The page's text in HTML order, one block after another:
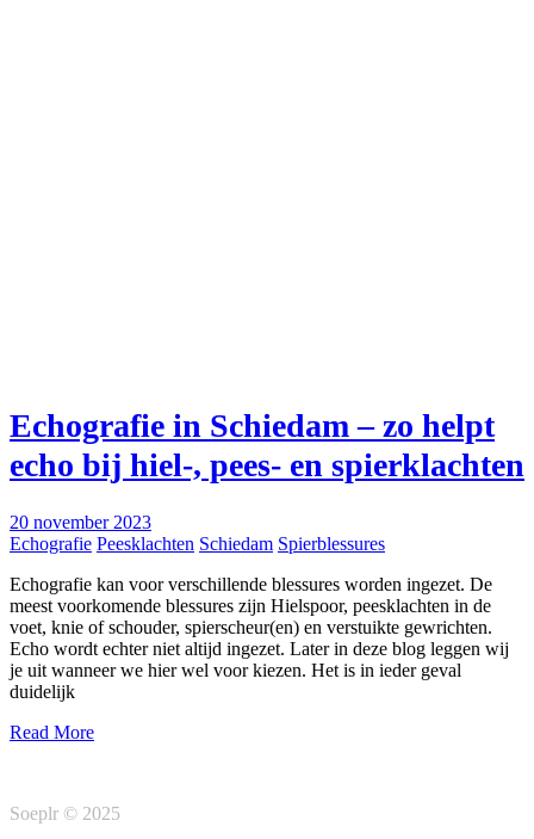
Echografie in Schiedam – zo helpt
echo bij hiel-, pees- en spierklachten
20 november 2023
Echografie Peesklachten Schiedam Spierblessures
Echografie kan voor verschillende blessures worden ingezet. De
meest voorkomende blessures zijn Hielspoor, peesklachten in de
voet, knie of schouder, spierscheur(en) en verstuikte gewrichten.
Echo wordt echter niet altijd ingezet. Later in deze blog leggen wij
je uit wanneer we hier wel voor kiezen. Het is in ieder geval
duidelijk
Read More
Soeplr © 2025